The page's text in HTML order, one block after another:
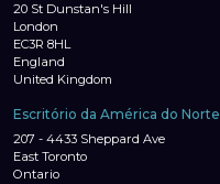
20 St Dunstan's Hill
London
EC3R 8HL
England
United Kingdom
Escritório da América do Norte
207 - 4433 Sheppard Ave
East Toronto
Ontario